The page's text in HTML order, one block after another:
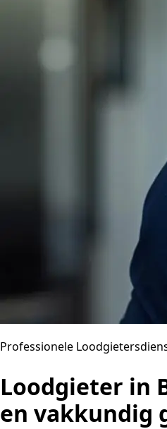
Professionele
Loodgieter in
en vakkundig